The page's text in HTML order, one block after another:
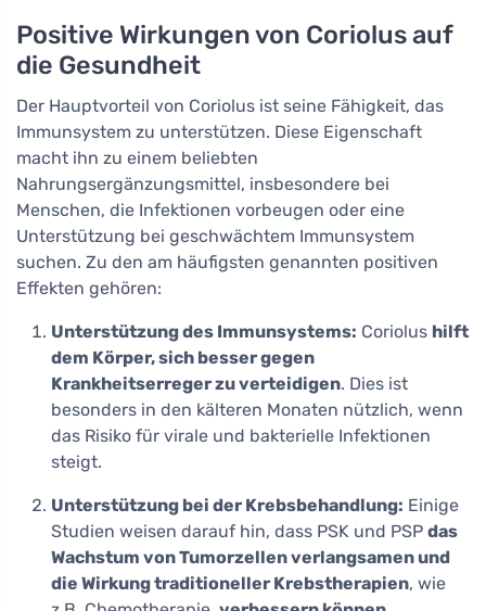
Positive Wirkungen von Coriolus auf
die Gesundheit
Der Hauptvorteil von Coriolus ist seine Fähigkeit, das
Immunsystem zu unterstützen. Diese Eigenschaft
macht ihn zu einem beliebten
Nahrungsergänzungsmittel, insbesondere bei
Menschen, die Infektionen vorbeugen oder eine
Unterstützung bei geschwächtem Immunsystem
suchen. Zu den am häufigsten genannten positiven
Effekten gehören:
Unterstützung des Immunsystems: Coriolus hilft
dem Körper, sich besser gegen
Krankheitserreger zu verteidigen. Dies ist
besonders in den kälteren Monaten nützlich, wenn
das Risiko für virale und bakterielle Infektionen
steigt.
Unterstützung bei der Krebsbehandlung: Einige
Studien weisen darauf hin, dass PSK und PSP das
Wachstum von Tumorzellen verlangsamen und
die Wirkung traditioneller Krebstherapien, wie